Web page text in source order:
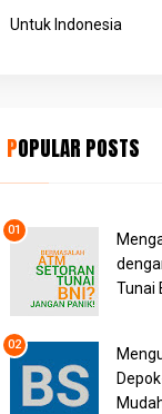
Untuk Indonesia
POPULAR POSTS
Tunai